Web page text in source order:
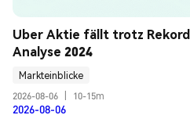
Uber Aktie fällt trotz
Analyse 2024
Markteinblicke
2026-08-06
10-15m
2026-08-06